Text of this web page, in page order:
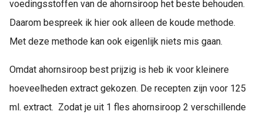
voedingsstoffen van de ahornsiroop het beste behouden.
Daarom bespreek ik hier ook alleen de koude methode.
Met deze methode kan ook eigenlijk niets mis gaan.
Omdat ahornsiroop best prijzig is heb ik voor kleinere
hoeveelheden extract gekozen. De recepten zijn voor 125
ml. extract. Zodat je uit 1 fles ahornsiroop 2 verschillende